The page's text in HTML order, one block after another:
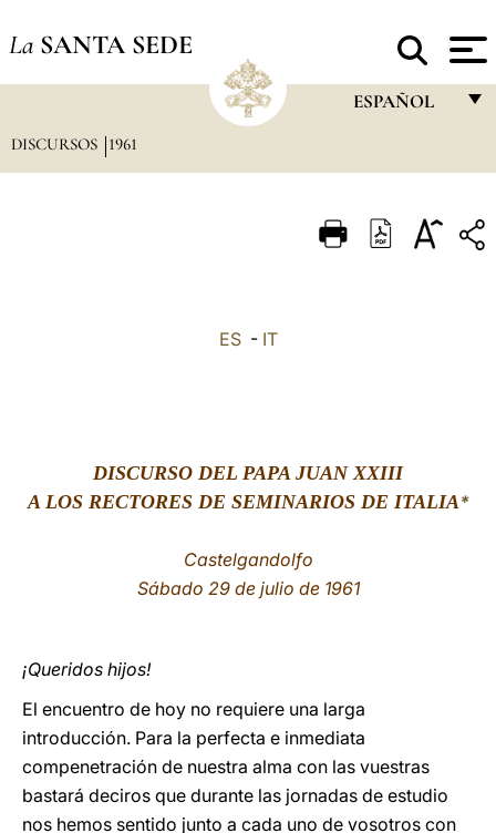
La SANTA SEDE
ESPAÑOL
ITALIANO
中文
DISCURSOS 1961
ES- IT
DISCURSO DEL PAPA JUAN XXIII
A LOS RECTORES DE SEMINARIOS DE ITALIA*
Castelgandolfo
Sábado 29 de julio de 1961
¡Queridos hijos!
El encuentro de hoy no requiere una larga
introducción. Para la perfecta e inmediata
compenetración de nuestra alma con las vuestras
bastará deciros que durante las jornadas de estudio
nos hemos sentido junto a cada uno de vosotros con